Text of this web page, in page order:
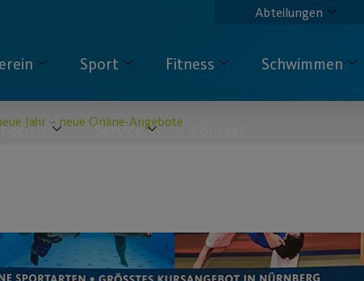
Abteilungen
Sport Fitness Schwimmen
Service
Jahr – neue Online-Angebote